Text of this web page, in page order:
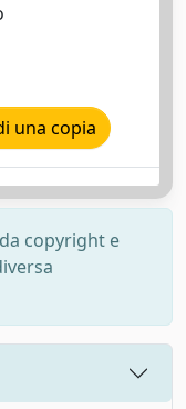
una copia
copyright e